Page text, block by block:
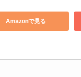
Amazonで見る